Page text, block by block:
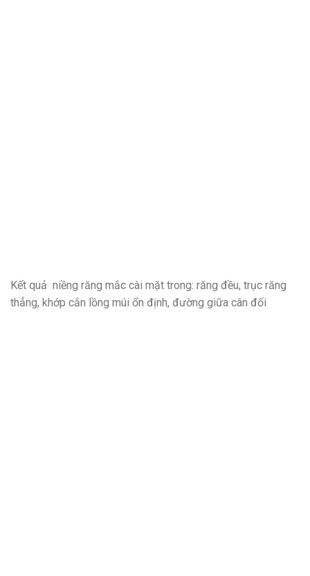
Kết quả niềng răng mắc cài mặt trong: răng đều, trục răng
thẳng, khớp cắn lồng múi ổn định, đường giữa cân đối